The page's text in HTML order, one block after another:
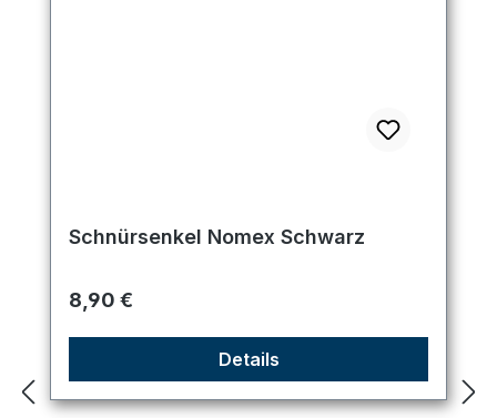
Schnürsenkel Nomex Schwarz
Regulärer Preis:
8,90 €
Details